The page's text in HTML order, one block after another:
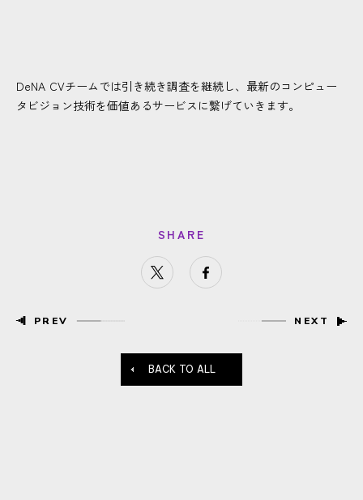
DeNA CVチームでは引き続き調査を継続し、最新のコンピュー
タビジョン技術を価値あるサービスに繋げていきます。
SHARE
PREV NEXT
BACK TO ALL